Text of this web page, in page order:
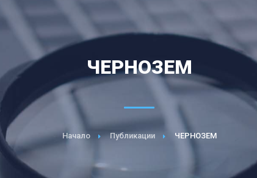
ЧЕРНОЗЕМ
Начало Публикации ЧЕРНОЗЕМ